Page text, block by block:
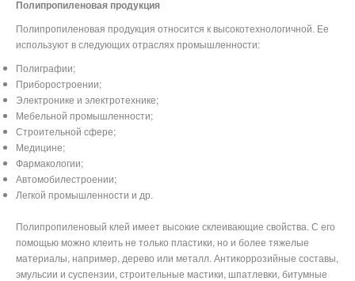
Полипропиленовая продукция
Полипропиленовая продукция относится к высокотехнологичной. Ее
используют в следующих отраслях промышленности:
Полиграфии;
Приборостроении;
Электронике и электротехнике;
Мебельной промышленности;
Строительной сфере;
Медицине;
Фармакологии;
Автомобилестроении;
Легкой промышленности и др.
Полипропиленовый клей имеет высокие склеивающие свойства. С его
помощью можно клеить не только пластики, но и более тяжелые
материалы, например, дерево или металл. Антикоррозийные составы,
эмульсии и суспензии, строительные мастики, шпатлевки, битумные